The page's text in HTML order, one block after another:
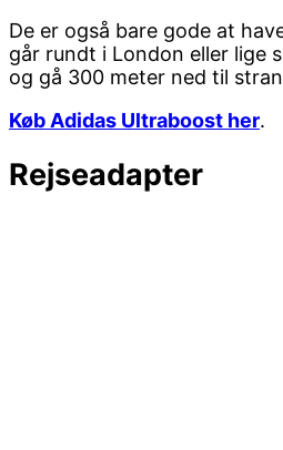
De er også bare gode at
går rundt i London eller lige
og gå 300 meter ned til
Køb Adidas Ultraboost her.
Rejseadapter